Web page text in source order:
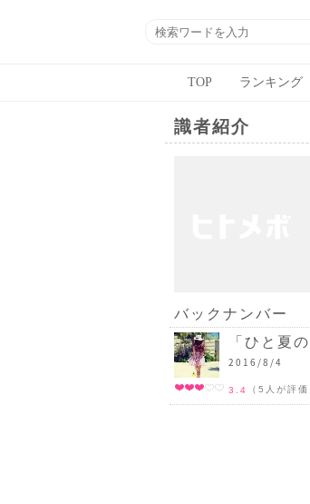
TOP ランキング
識者紹介
バックナンバー
「ひと夏
2016/8/4
3.4 （5人が評価